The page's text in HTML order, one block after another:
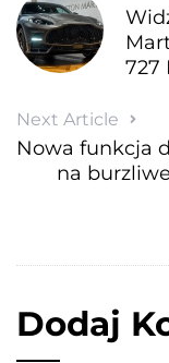
727
Next Article
Nowa funkcja
na
Dodaj